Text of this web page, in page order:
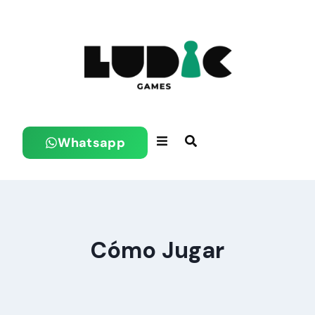
Whatsapp
Cómo Jugar